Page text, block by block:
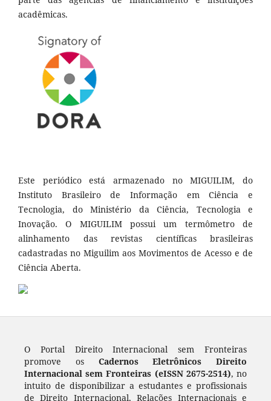
acadêmicas.
Este periódico está armazenado no MIGUILIM, do
Instituto Brasileiro de Informação em Ciência e
Tecnologia, do Ministério da Ciência, Tecnologia e
Inovação. O MIGUILIM possui um termômetro de
alinhamento das revistas científicas brasileiras
cadastradas no Miguilim aos Movimentos de Acesso e de
Ciência Aberta.
O Portal Direito Internacional sem Fronteiras
promove os Cadernos Eletrônicos Direito
Internacional sem Fronteiras (eISSN 2675-2514), no
intuito de disponibilizar a estudantes e profissionais
de Direito Internacional, Relações Internacionais e